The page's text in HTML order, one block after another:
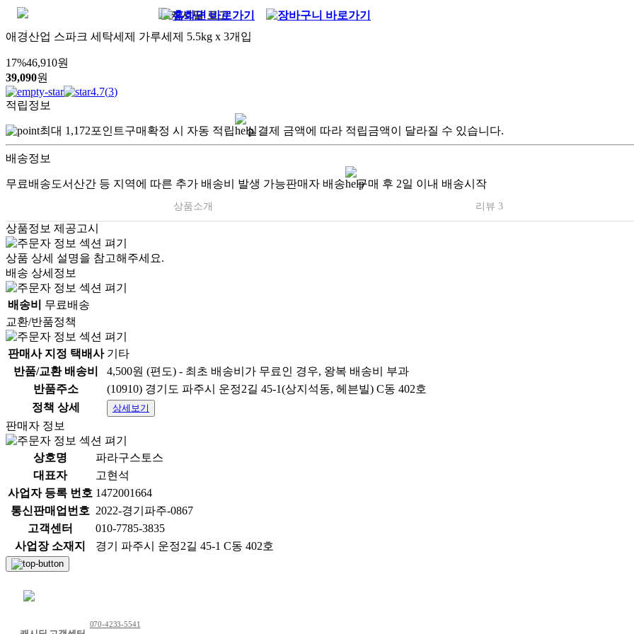
애경산업 스파크 세탁세제 가루세제 5.5kg x 3개입
17%46,910원
39,090원
4.7(3)
적립정보
최대 1,172포인트구매확정 시 자동 적립 실결제 금액에 따라 적립금액이 달라질 수 있습니다.
배송정보
무료배송도서산간 등 지역에 따른 추가 배송비 발생 가능판매자 배송 구매 후 2일 이내 배송시작
상품소개 리뷰 3
상품정보 제공고시
상품 상세 설명을 참고해주세요.
배송 상세정보
배송비
무료배송
교환/반품정책
판매사 지정 택배사 기타
반품/교환 배송비
4,500원 (편도) - 최초 배송비가 무료인 경우, 왕복 배송비 부과
반품주소
(10910) 경기도 파주시 운정2길 45-1(상지석동, 헤븐빌) C동 402호
정책 상세
상세보기
판매자 정보
상호명
파라구스토스
대표자
고현석
사업자 등록 번호 1472001664
통신판매업번호 2022-경기파주-0867
고객센터
010-7785-3835
사업장 소재지
경기 파주시 운정2길 45-1 C동 402호
070-4233-5541